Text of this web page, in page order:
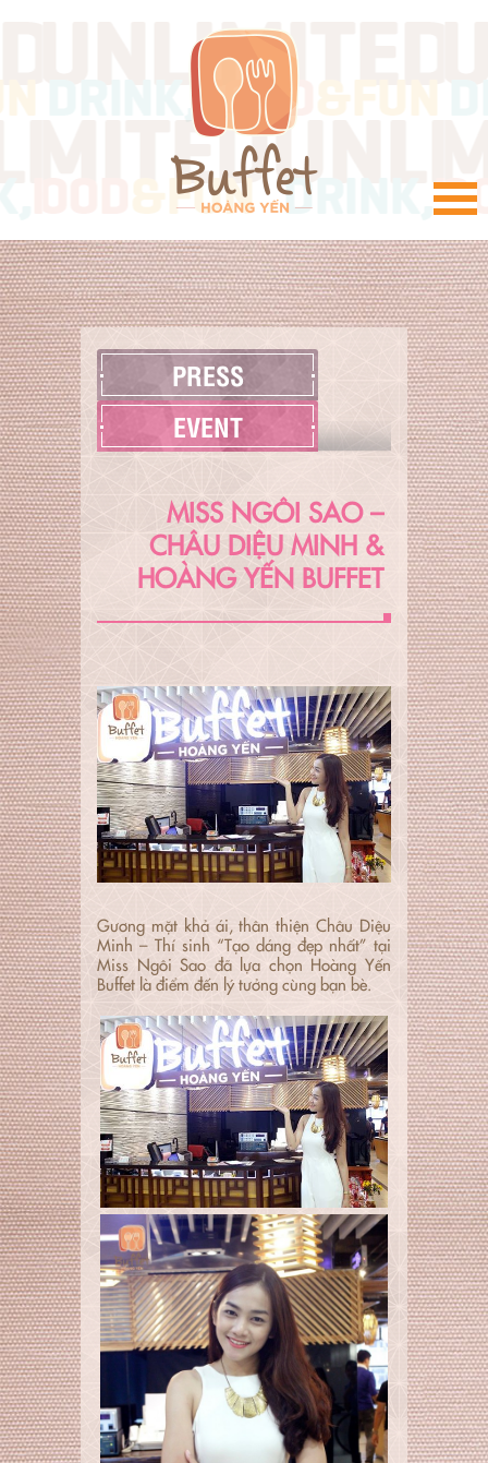
PRESS
EVENT
MISS NGÔI SAO –
CHÂU DIỆU MINH &
HOÀNG YẾN BUFFET
Gương mặt khả ái, thân thiện Châu Diệu
Minh – Thí sinh “Tạo dáng đẹp nhất” tại
Miss Ngôi Sao đã lựa chọn Hoàng Yến
Buffet là điểm đến lý tưởng cùng bạn bè.